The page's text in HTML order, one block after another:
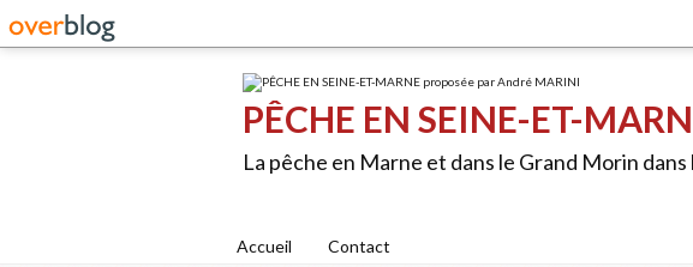
PÊCHE EN SEINE-ET-
La pêche en Marne et dans le Grand Morin
Accueil Contact